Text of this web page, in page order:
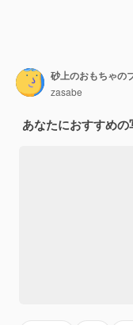
砂上のおもちゃの
zasabe
あなたにおすすめの